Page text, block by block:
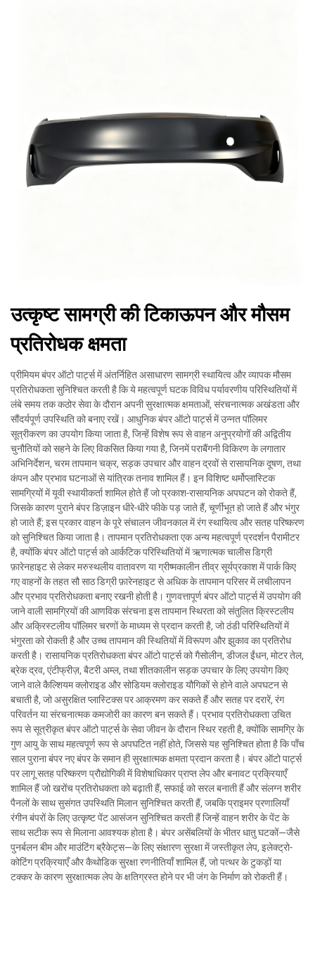
उत्कृष्ट सामग्री की टिकाऊपन और मौसम
प्रतिरोधक क्षमता
प्रीमियम बंपर ऑटो पार्ट्स में अंतर्निहित असाधारण सामग्री स्थायित्व और व्यापक मौसम
प्रतिरोधकता सुनिश्चित करती है कि ये महत्वपूर्ण घटक विविध पर्यावरणीय परिस्थितियों में
लंबे समय तक कठोर सेवा के दौरान अपनी सुरक्षात्मक क्षमताओं, संरचनात्मक अखंडता और
सौंदर्यपूर्ण उपस्थिति को बनाए रखें। आधुनिक बंपर ऑटो पार्ट्स में उन्नत पॉलिमर
सूत्रीकरण का उपयोग किया जाता है, जिन्हें विशेष रूप से वाहन अनुप्रयोगों की अद्वितीय
चुनौतियों को सहने के लिए विकसित किया गया है, जिनमें पराबैंगनी विकिरण के लगातार
अभिनिर्देशन, चरम तापमान चक्र, सड़क उपचार और वाहन द्रवों से रासायनिक दूषण, तथा
कंपन और प्रभाव घटनाओं से यांत्रिक तनाव शामिल हैं। इन विशिष्ट थर्मोप्लास्टिक
सामग्रियों में यूवी स्थायीकर्ता शामिल होते हैं जो प्रकाश-रासायनिक अपघटन को रोकते हैं,
जिसके कारण पुराने बंपर डिज़ाइन धीरे-धीरे फीके पड़ जाते हैं, चूर्णीभूत हो जाते हैं और भंगुर
हो जाते हैं; इस प्रकार वाहन के पूरे संचालन जीवनकाल में रंग स्थायित्व और सतह परिष्करण
को सुनिश्चित किया जाता है। तापमान प्रतिरोधकता एक अन्य महत्वपूर्ण प्रदर्शन पैरामीटर
है, क्योंकि बंपर ऑटो पार्ट्स को आर्कटिक परिस्थितियों में ऋणात्मक चालीस डिग्री
फ़ारेनहाइट से लेकर मरुस्थलीय वातावरण या ग्रीष्मकालीन तीव्र सूर्यप्रकाश में पार्क किए
गए वाहनों के तहत सौ साठ डिग्री फ़ारेनहाइट से अधिक के तापमान परिसर में लचीलापन
और प्रभाव प्रतिरोधकता बनाए रखनी होती है। गुणवत्तापूर्ण बंपर ऑटो पार्ट्स में उपयोग की
जाने वाली सामग्रियों की आणविक संरचना इस तापमान स्थिरता को संतुलित क्रिस्टलीय
और अक्रिस्टलीय पॉलिमर चरणों के माध्यम से प्रदान करती है, जो ठंडी परिस्थितियों में
भंगुरता को रोकती है और उच्च तापमान की स्थितियों में विरूपण और झुकाव का प्रतिरोध
करती है। रासायनिक प्रतिरोधकता बंपर ऑटो पार्ट्स को गैसोलीन, डीजल ईंधन, मोटर तेल,
ब्रेक द्रव, एंटीफ्रीज़, बैटरी अम्ल, तथा शीतकालीन सड़क उपचार के लिए उपयोग किए
जाने वाले कैल्शियम क्लोराइड और सोडियम क्लोराइड यौगिकों से होने वाले अपघटन से
बचाती है, जो असुरक्षित प्लास्टिक्स पर आक्रमण कर सकते हैं और सतह पर दरारें, रंग
परिवर्तन या संरचनात्मक कमजोरी का कारण बन सकते हैं। प्रभाव प्रतिरोधकता उचित
रूप से सूत्रीकृत बंपर ऑटो पार्ट्स के सेवा जीवन के दौरान स्थिर रहती है, क्योंकि सामग्रि के
गुण आयु के साथ महत्वपूर्ण रूप से अपघटित नहीं होते, जिससे यह सुनिश्चित होता है कि पाँच
साल पुराना बंपर नए बंपर के समान ही सुरक्षात्मक क्षमता प्रदान करता है। बंपर ऑटो पार्ट्स
पर लागू सतह परिष्करण प्रौद्योगिकी में विशेषाधिकार प्राप्त लेप और बनावट प्रक्रियाएँ
शामिल हैं जो खरोंच प्रतिरोधकता को बढ़ाती हैं, सफाई को सरल बनाती हैं और संलग्न शरीर
पैनलों के साथ सुसंगत उपस्थिति मिलान सुनिश्चित करती हैं, जबकि प्राइमर प्रणालियाँ
रंगीन बंपरों के लिए उत्कृष्ट पेंट आसंजन सुनिश्चित करती हैं जिन्हें वाहन शरीर के पेंट के
साथ सटीक रूप से मिलाना आवश्यक होता है। बंपर असेंबलियों के भीतर धातु घटकों—जैसे
पुनर्बलन बीम और माउंटिंग ब्रैकेट्स—के लिए संक्षारण सुरक्षा में जस्तीकृत लेप, इलेक्ट्रो-
कोटिंग प्रक्रियाएँ और कैथोडिक सुरक्षा रणनीतियाँ शामिल हैं, जो पत्थर के टुकड़ों या
टक्कर के कारण सुरक्षात्मक लेप के क्षतिग्रस्त होने पर भी जंग के निर्माण को रोकती हैं।